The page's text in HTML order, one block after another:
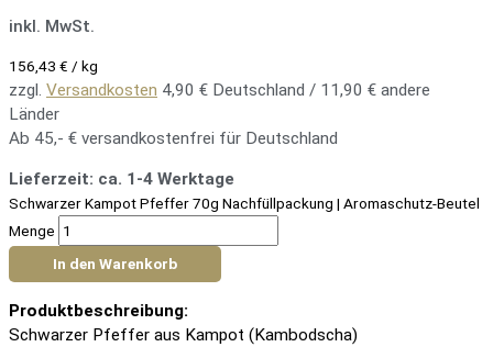
inkl. MwSt.
156,43 € / kg
zzgl. Versandkosten 4,90 € Deutschland / 11,90 € andere
Länder
Ab 45,- € versandkostenfrei für Deutschland
Lieferzeit: ca. 1-4 Werktage
Schwarzer Kampot Pfeffer 70g Nachfüllpackung | Aromaschutz-Beutel
Menge
In den Warenkorb
Produktbeschreibung:
Schwarzer Pfeffer aus Kampot (Kambodscha)